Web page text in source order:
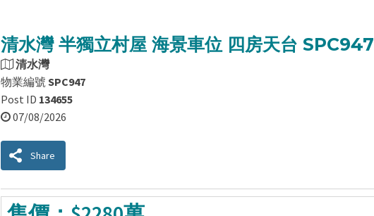
清水灣 半獨立村屋 海景車位 四房天台 SPC947
清水灣
物業編號SPC947
Post ID 134655
07/08/2026
Share